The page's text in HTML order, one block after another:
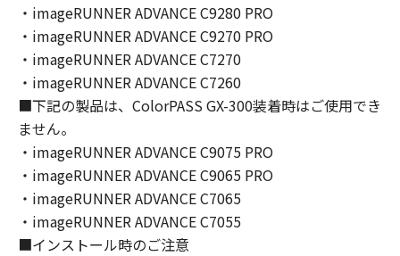
(2) お客様は、「本ソフトウェア」の全部また
は一部を修正、改変、逆コンパイル、逆アセン
ブル、その他リバースエンジニアリング等する
ことはできません。また第三者にこのような行
為をさせてはなりません。
３．著作権表示
お客様は、「本ソフトウェア」に含まれるキヤ
ノンまたはキヤノンのライセンサーの著作権表
示を変更し、除去しもしくは削除してはなりま
せん。
・imageRUNNER ADVANCE C9280 PRO
・imageRUNNER ADVANCE C9270 PRO
・imageRUNNER ADVANCE C7270
・imageRUNNER ADVANCE C7260
■下記の製品は、ColorPASS GX-300装着時はご使用でき
ません。
・imageRUNNER ADVANCE C9075 PRO
・imageRUNNER ADVANCE C9065 PRO
・imageRUNNER ADVANCE C7065
・imageRUNNER ADVANCE C7055
■インストール時のご注意